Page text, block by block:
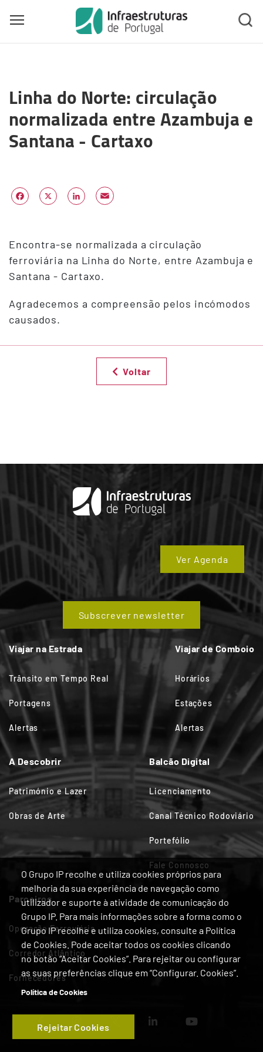
main
content
Toggle main menu visibility
Linha do Norte: circulação
normalizada entre Azambuja e
Santana - Cartaxo
Facebook
X LinkedIn
Encontra-se normalizada a circulação
ferroviária na Linha do Norte, entre Azambuja e
Santana - Cartaxo.
Agradecemos a compreensão pelos incómodos
causados.
Voltar
O Grupo IP recolhe e utiliza cookies próprios para
melhoria da sua experiência de navegação como
utilizador e suporte à atividade de comunicação do
Grupo IP. Para mais informações sobre a forma como o
Grupo IP recolhe e utiliza cookies, consulte a Política
de Cookies. Pode aceitar todos os cookies clicando
no botão “Aceitar Cookies”. Para rejeitar ou configurar
as suas preferências clique em “Configurar. Cookies”.
Política de Cookies
Rejeitar Cookies
Ver Agenda
Subscrever newsletter
Viajar na Estrada
Trânsito em Tempo Real
Portagens
Alertas
Viajar de Comboio
Horários
Estações
Alertas
A Descobrir
Património e Lazer
Obras de Arte
Balcão Digital
Licenciamento
Canal Técnico Rodoviário
Portefólio
Fale Connosco
Parceiros
Operação Ferroviária
Corredor Atlântico
Fornecedores